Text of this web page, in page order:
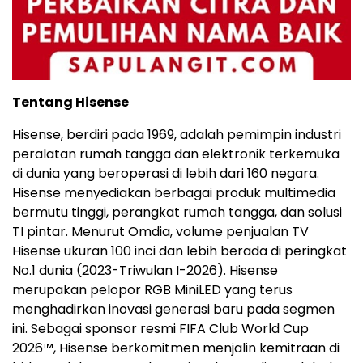
Tentang Hisense
Hisense, berdiri pada 1969, adalah pemimpin industri
peralatan rumah tangga dan elektronik terkemuka
di dunia yang beroperasi di lebih dari 160 negara.
Hisense menyediakan berbagai produk multimedia
bermutu tinggi, perangkat rumah tangga, dan solusi
TI pintar. Menurut Omdia, volume penjualan TV
Hisense ukuran 100 inci dan lebih berada di peringkat
No.1 dunia (2023-Triwulan I-2026). Hisense
merupakan pelopor RGB MiniLED yang terus
menghadirkan inovasi generasi baru pada segmen
ini. Sebagai sponsor resmi FIFA Club World Cup
2026™, Hisense berkomitmen menjalin kemitraan di